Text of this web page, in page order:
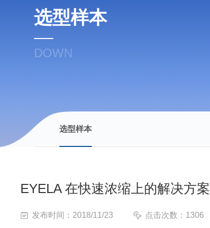
选型样本
DOWN
选型样本
EYELA 在快速浓缩上的解决方案
发布时间：2018/11/23 点击次数：1306